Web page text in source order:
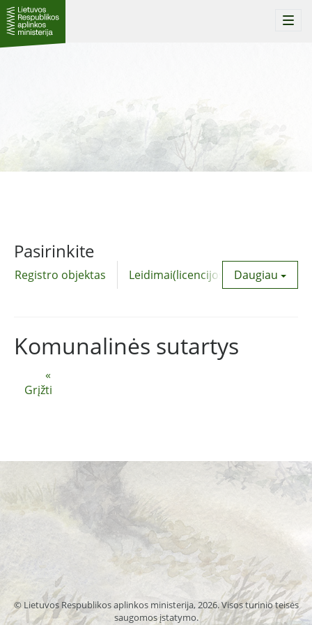
Pasirinkite
Registro objektas Leidimai(licencijos) Daugiau
«
Grįžti
Komunalinės sutartys
© Lietuvos Respublikos aplinkos ministerija, 2026. Visos turinio teisės
saugomos įstatymo.